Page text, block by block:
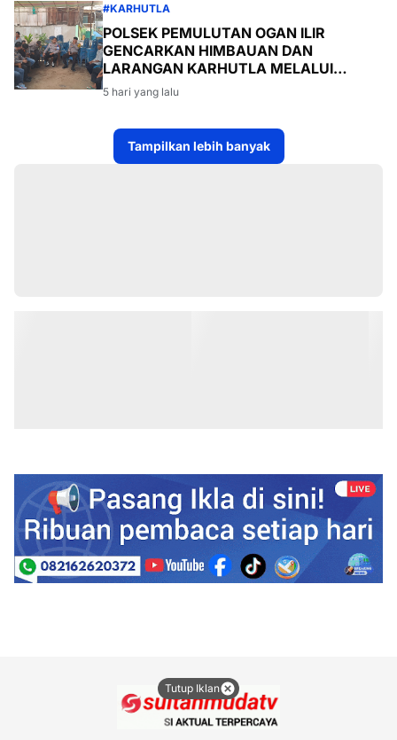
#KARHUTLA
POLSEK PEMULUTAN OGAN ILIR
GENCARKAN HIMBAUAN DAN
LARANGAN KARHUTLA MELALUI
PROGRAM TSKD (TOURING SAMBANG
KE DESA-DESA
5 hari yang lalu
Tampilkan lebih banyak
Tutup Iklan